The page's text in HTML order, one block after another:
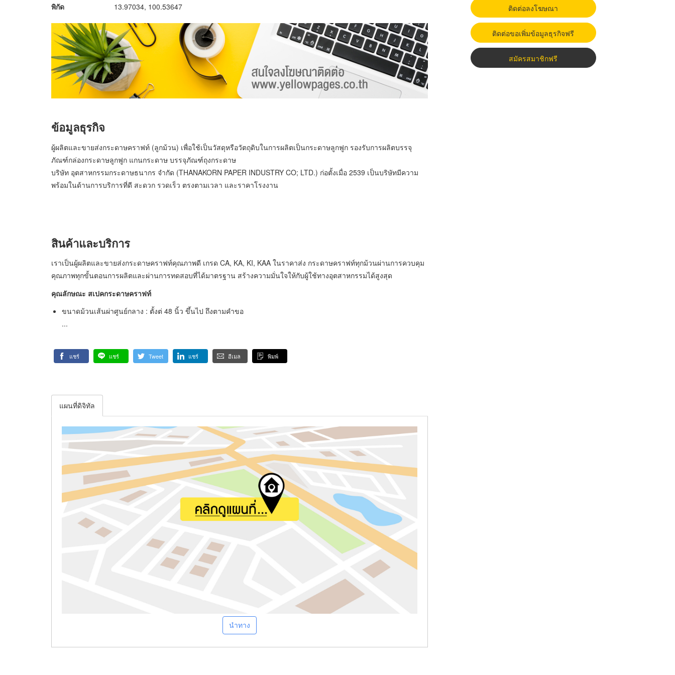
พิกัด 13.97034, 100.53647
ข้อมูลธุรกิจ
ผู้ผลิตและขายส่งกระดาษคราฟท์ (ลูกม้วน) เพื่อใช้เป็นวัสดุหรือวัตถุดิบในการผลิตเป็นกระดาษลูกฟูก รองรับการผลิตบรรจุ
ภัณฑ์กล่องกระดาษลูกฟูก แกนกระดาษ บรรจุภัณฑ์ถุงกระดาษ
บริษัท อุตสาหกรรมกระดาษธนากร จำกัด (THANAKORN PAPER INDUSTRY CO; LTD.) ก่อตั้งเมื่อ 2539 เป็นบริษัทมีความ
พร้อมในด้านการบริการที่ดี สะดวก รวดเร็ว ตรงตามเวลา และราคาโรงงาน
สินค้าและบริการ
เราเป็นผู้ผลิตและขายส่งกระดาษคราฟท์คุณภาพดี เกรด CA, KA, KI, KAA ในราคาส่ง กระดาษคราฟท์ทุกม้วนผ่านการควบคุม
คุณภาพทุกขั้นตอนการผลิตและผ่านการทดสอบที่ได้มาตรฐาน สร้างความมั่นใจให้กับผู้ใช้ทางอุตสาหกรรมได้สูงสุด
คุณลักษณะ สเปคกระดาษคราฟท์
ขนาดม้วนเส้นผ่าศูนย์กลาง : ตั้งต่ 48 นิ้ว ขึ้นไป ถึงตามคำขอ
...
แชร์ แชร์ Tweet แชร์ อีเมล พิมพ์
แผนที่ดิจิทัล
นำทาง
ติดต่อลงโฆษณา
ติดต่อขอเพิ่มข้อมูลธุรกิจฟรี
สมัครสมาชิกฟรี